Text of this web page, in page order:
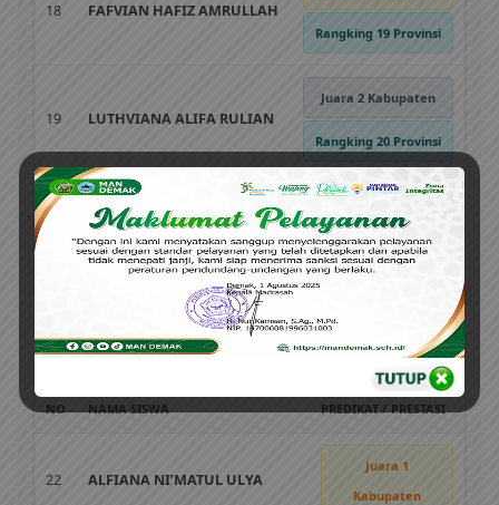
18 FAFVIAN HAFIZ AMRULLAH
Rangking 19 Provinsi
19 LUTHVIANA ALIFA RULIAN
Juara 2 Kabupaten
Rangking 20 Provinsi
20 AULIA AGHNI MARDHATILA
SHAFAA AQILA ADHIMA Lolos Penyisihan
Mata Pelajaran: Matematika 2 Siswa
NO NAMA SISWA PREDIKAT / PRESTASI
22 ALFIANA NI’MATUL ULYA
Juara 1
Kabupaten